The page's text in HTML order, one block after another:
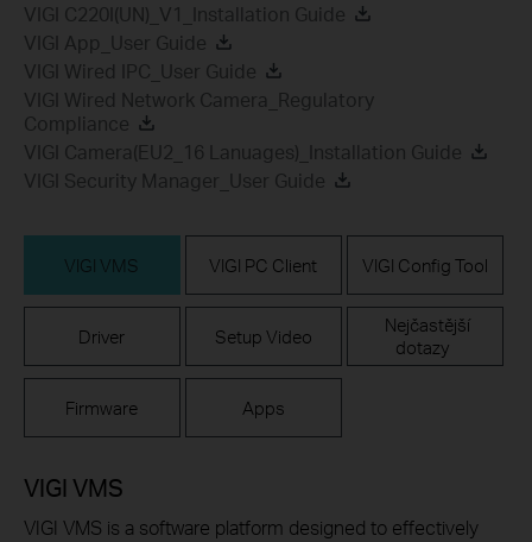
VIGI C220I(UN)_V1_Installation Guide
VIGI App_User Guide
VIGI Wired IPC_User Guide
VIGI Wired Network Camera_Regulatory
Compliance
VIGI Camera(EU2_16 Lanuages)_Installation Guide
VIGI Security Manager_User Guide
VIGI VMS VIGI PC Client VIGI Config Tool
Driver Setup Video
Nejčastější
dotazy
Firmware Apps
VIGI VMS
VIGI VMS is a software platform designed to effectively